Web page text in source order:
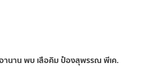
านาน พบ เสือคิม ป๋องสุพรรณ พีเค.